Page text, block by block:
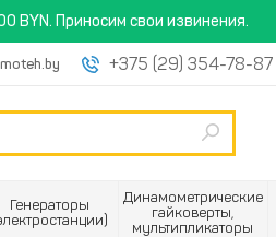
BYN. Приносим свои извинения.
+375 (29) 354-78-87
Генераторы
Динамометрические
гайковерты,
мультипликаторы